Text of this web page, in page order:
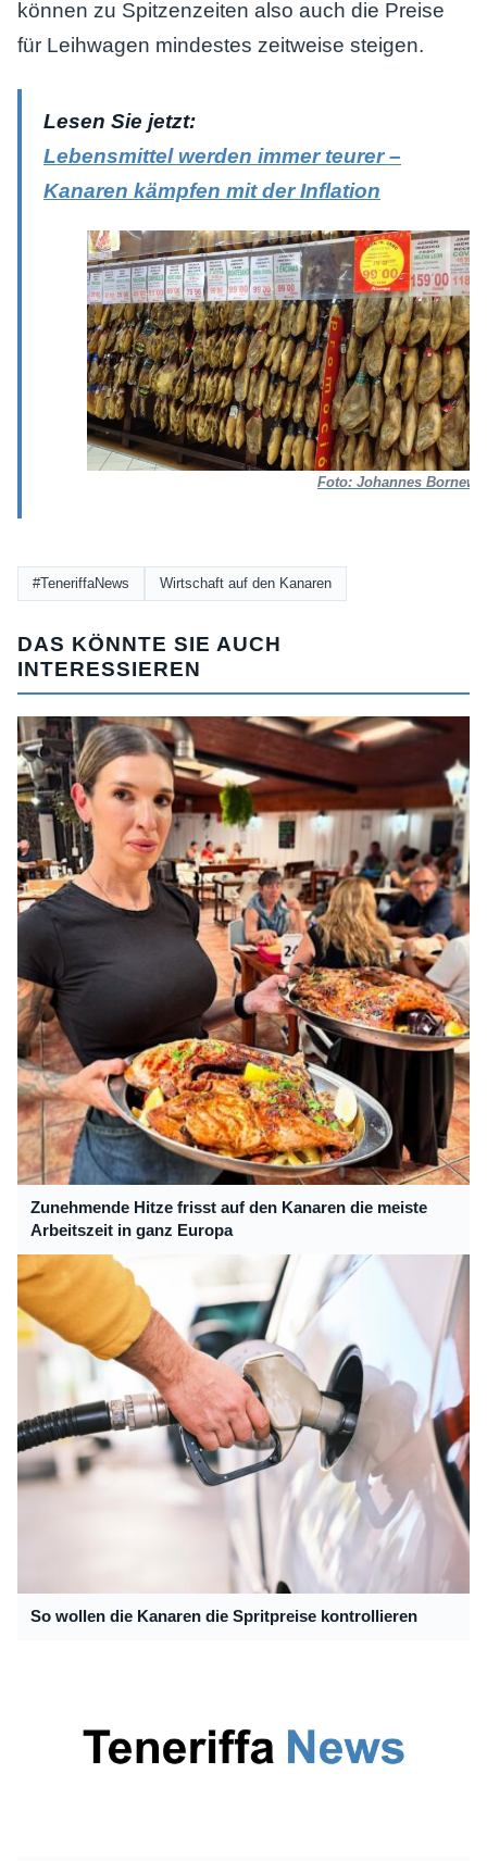
können zu Spitzenzeiten also auch die Preise
für Leihwagen mindestes zeitweise steigen.
Lesen Sie jetzt:
Lebensmittel werden immer teurer –
Kanaren kämpfen mit der Inflation
Foto: Johannes
#TeneriffaNews Wirtschaft auf den Kanaren
DAS KÖNNTE SIE AUCH
INTERESSIEREN
Zunehmende Hitze frisst auf den Kanaren die meiste
Arbeitszeit in ganz Europa
So wollen die Kanaren die Spritpreise kontrollieren